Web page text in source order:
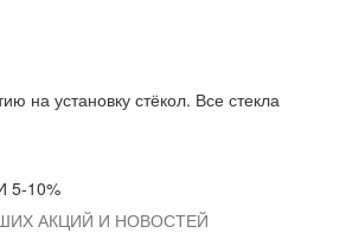
на установку стёкол. Все стекла
10%
АКЦИЙ И НОВОСТЕЙ